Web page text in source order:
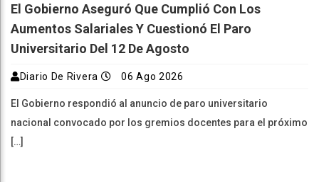
El Gobierno Aseguró Que Cumplió Con Los
Aumentos Salariales Y Cuestionó El Paro
Universitario Del 12 De Agosto
Diario De Rivera 06 Ago 2026
El Gobierno respondió al anuncio de paro universitario
nacional convocado por los gremios docentes para el próximo
[…]